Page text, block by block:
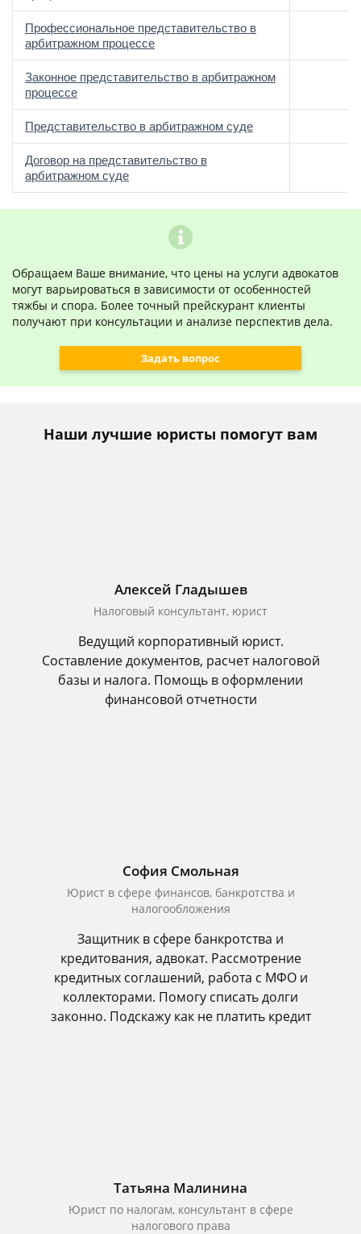
Профессиональное представительство в
арбитражном процессе
Законное представительство в арбитражном
процессе
Представительство в арбитражном суде
Договор на представительство в
арбитражном суде
Обращаем Ваше внимание, что цены на услуги адвокатов
могут варьироваться в зависимости от особенностей
тяжбы и спора. Более точный прейскурант клиенты
получают при консультации и анализе перспектив дела.
Задать вопрос
Наши лучшие юристы помогут вам
Алексей Гладышев
Налоговый консультант, юрист
Ведущий корпоративный юрист.
Составление документов, расчет налоговой
базы и налога. Помощь в оформлении
финансовой отчетности
София Смольная
Юрист в сфере финансов, банкротства и
налогообложения
Защитник в сфере банкротства и
кредитования, адвокат. Рассмотрение
кредитных соглашений, работа с МФО и
коллекторами. Помогу списать долги
законно. Подскажу как не платить кредит
Татьяна Малинина
Юрист по налогам, консультант в сфере
налогового права